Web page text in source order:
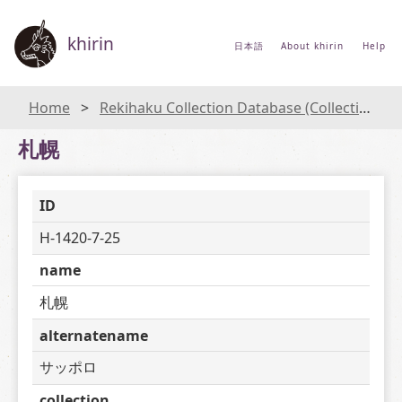
khirin 日本語 About khirin Help
Home Rekihaku Collection Database (Collections Database of the National Museum of Japanese History)
札幌
ID
H-1420-7-25
name
札幌
alternatename
サッポロ